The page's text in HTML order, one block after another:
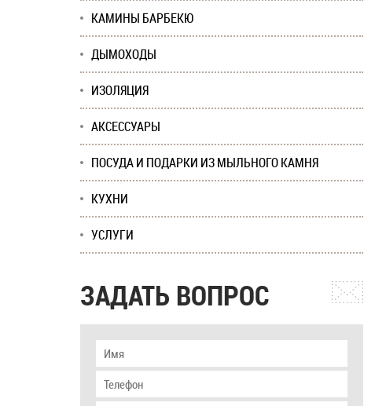
КАМИНЫ БАРБЕКЮ
ДЫМОХОДЫ
ИЗОЛЯЦИЯ
АКСЕССУАРЫ
ПОСУДА И ПОДАРКИ ИЗ МЫЛЬНОГО КАМНЯ
КУХНИ
УСЛУГИ
ЗАДАТЬ ВОПРОС